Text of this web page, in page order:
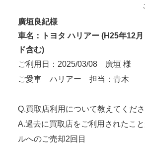
廣垣良紀様
車名：トヨタ ハリアー (H25年12
ド含む)
ご利用日：2025/03/08 廣垣 様
ご愛車 ハリアー 担当：青木
Q.買取店利用について教えてくださ
A.過去に買取店をご利用されたこ
ルへのご売却2回目